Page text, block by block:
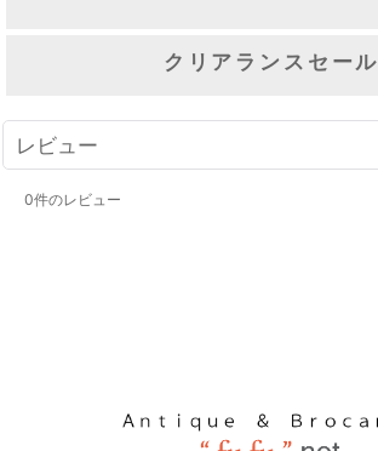
クリアランスセール
レビュー
0件のレビュー